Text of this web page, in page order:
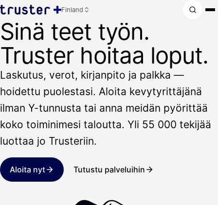
Finland
Sinä teet työn.
Truster hoitaa loput.
Laskutus, verot, kirjanpito ja palkka —
hoidettu puolestasi. Aloita kevytyrittäjänä
ilman Y-tunnusta tai anna meidän pyörittää
koko toiminimesi taloutta. Yli 55 000 tekijää
luottaa jo Trusteriin.
Aloita nyt Tutustu palveluihin